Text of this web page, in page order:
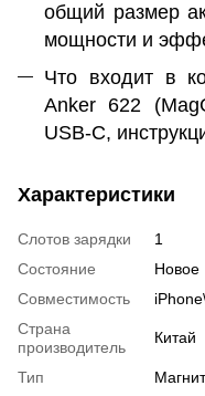
общий размер
мощности и
Что входит в
Anker 622
USB-C,
Характеристики
Слотов зарядки
1
Состояние
Новое
Совместимость
Страна
производитель
Китай
Тип